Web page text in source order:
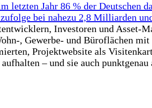
letzten Jahr 86 % der Deutschen
bei nahezu 2,8 Milliarden
Investoren und Asset-
, Gewerbe- und Büroflächen
Projektwebsite als
– und sie auch punktgenau